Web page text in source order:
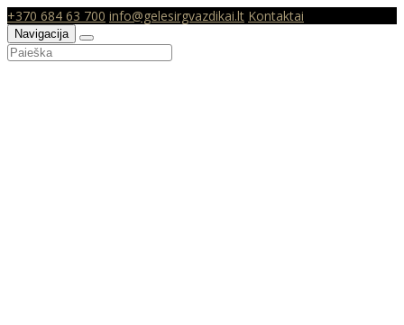
+370 684 63 700 info@gelesirgvazdikai.lt Kontaktai
Navigacija